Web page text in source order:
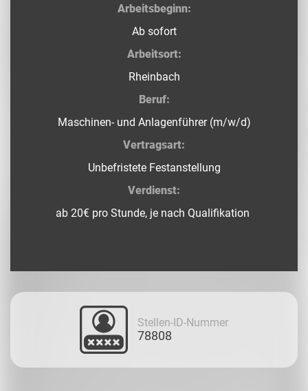
Arbeitsbeginn:
Ab sofort
Arbeitsort:
Rheinbach
Beruf:
Maschinen- und Anlagenführer (m/w/d)
Vertragsart:
Unbefristete Festanstellung
Verdienst:
ab 20€ pro Stunde, je nach Qualifikation
Stellen-ID-Nummer
78808